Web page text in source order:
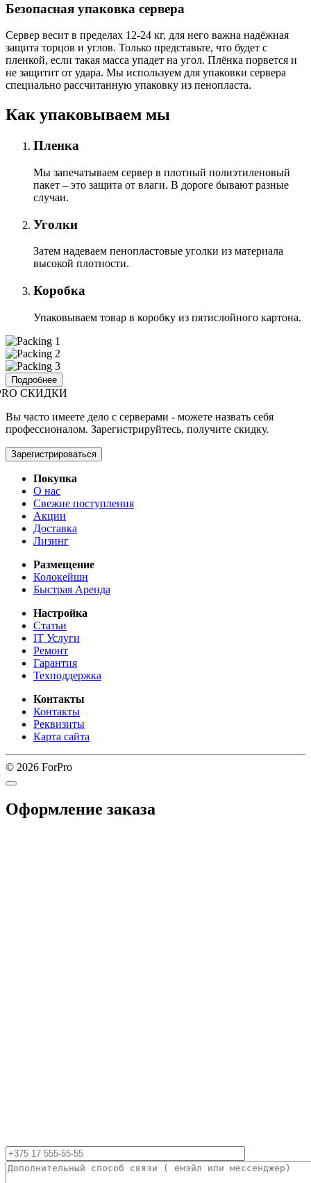
Безопасная упаковка сервера
Сервер весит в пределах 12-24 кг, для него важна надёжная
защита торцов и углов. Только представьте, что будет с
пленкой, если такая масса упадет на угол. Плёнка порвется и
не защитит от удара. Мы используем для упаковки сервера
специально расcчитанную упаковку из пенопласта.
Как упаковываем мы
Пленка
Мы запечатываем сервер в плотный полиэтиленовый
пакет – это защита от влаги. В дороге бывают разные
случаи.
Уголки
Затем надеваем пенопластовые уголки из материала
высокой плотности.
Коробка
Упаковываем товар в коробку из пятислойного картона.
Подробнее
СКИДКИ
Вы часто имеете дело с серверами - можете назвать себя
профессионалом. Зарегистрируйтесь, получите скидку.
Зарегистрироваться
Покупка
О нас
Свежие поступления
Акции
Доставка
Лизинг
Размещение
Колокейшн
Быстрая Аренда
Настройка
Статьи
IT Услуги
Ремонт
Гарантия
Техподдержка
Контакты
Контакты
Реквизиты
Карта сайта
© 2026 ForPro
Оформление заказа